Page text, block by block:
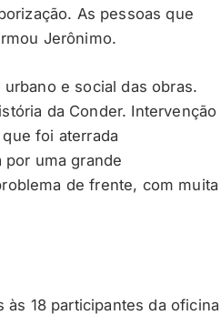
As pessoas que
Jerônimo.
e social das obras.
da Conder. Intervenção
foi aterrada
uma grande
de frente, com muita
18 participantes da oficina